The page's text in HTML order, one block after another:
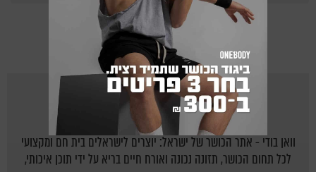
מאתONEBODY.CO.IL
וואן בודי - אתר הכושר של ישראל: יוצרים לישראלים בית חם ומקצועי
לכל תחום הכושר, תזונה נכונה ואורח חיים בריא על ידי תוכן איכותי,